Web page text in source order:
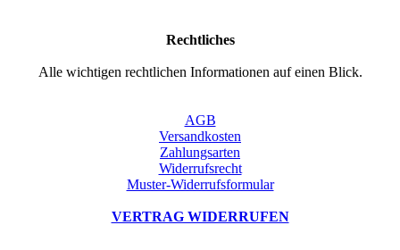
Rechtliches
Alle wichtigen rechtlichen Informationen auf einen Blick.
AGB
Versandkosten
Zahlungsarten
Widerrufsrecht
Muster-Widerrufsformular
VERTRAG WIDERRUFEN